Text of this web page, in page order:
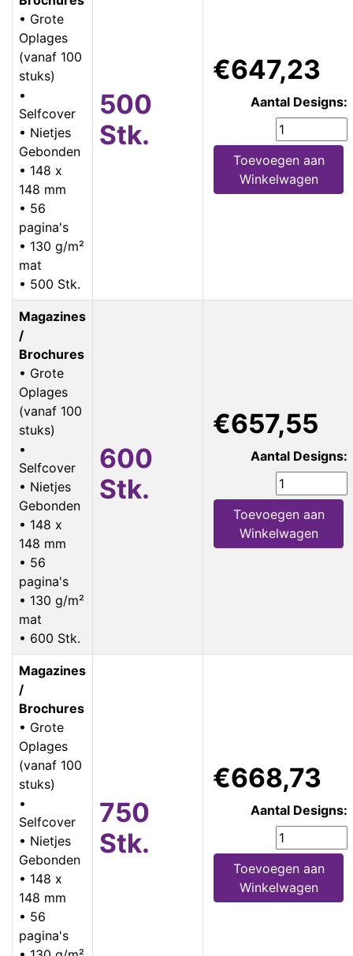
• Grote
Oplages
(vanaf 100
stuks)
•
Selfcover
• Nietjes
Gebonden
• 148 x
148 mm
• 56
pagina's
• 130 g/m²
mat
• 500 Stk.
500
Stk.
€647,23
Aantal Designs:
Toevoegen aan
Winkelwagen
Magazines
/
Brochures
• Grote
Oplages
(vanaf 100
stuks)
•
Selfcover
• Nietjes
Gebonden
• 148 x
148 mm
• 56
pagina's
• 130 g/m²
mat
• 600 Stk.
600
Stk.
€657,55
Aantal Designs:
Toevoegen aan
Winkelwagen
Magazines
/
Brochures
• Grote
Oplages
(vanaf 100
stuks)
•
Selfcover
• Nietjes
Gebonden
• 148 x
148 mm
• 56
pagina's
750
Stk.
€668,73
Aantal Designs:
Toevoegen aan
Winkelwagen